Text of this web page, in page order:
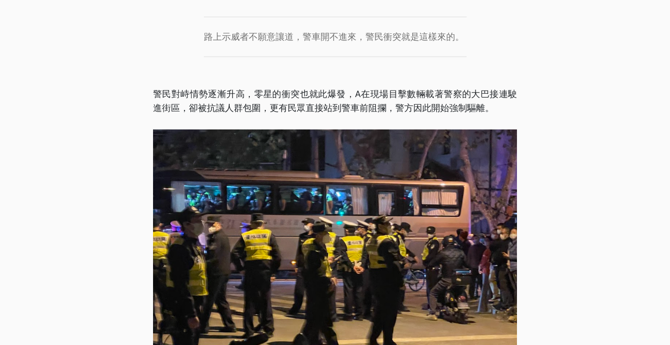
路上示威者不願意讓道，警車開不進來，警民衝突就是這樣來的。
警民對峙情勢逐漸升高，零星的衝突也就此爆發，A在現場目擊數輛載著警察的大巴接連駛
進街區，卻被抗議人群包圍，更有民眾直接站到警車前阻攔，警方因此開始強制驅離。